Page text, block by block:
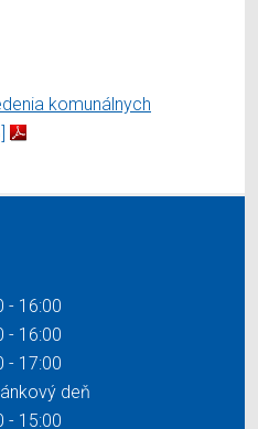
komunálnych
- 16:00
- 16:00
- 17:00
deň
- 15:00